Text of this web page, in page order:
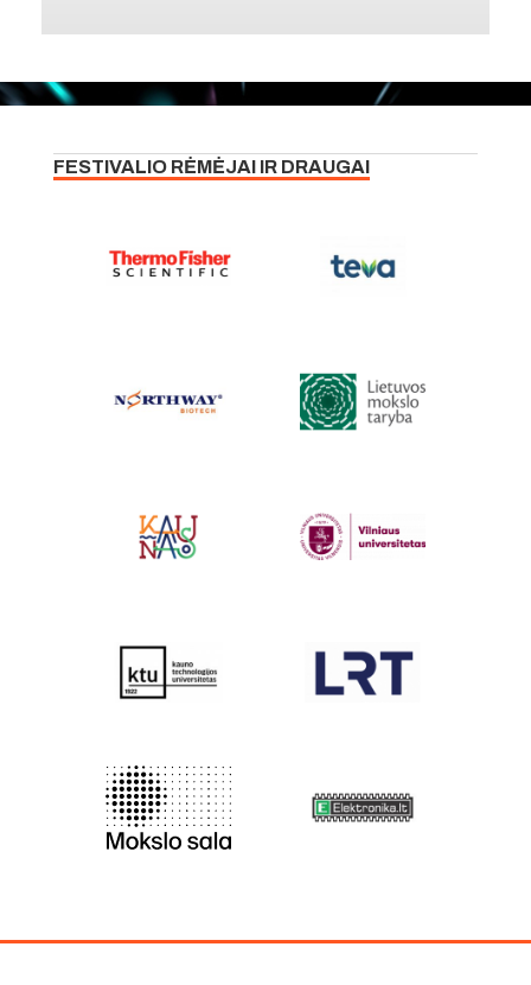
FESTIVALIO RĖMĖJAI IR DRAUGAI